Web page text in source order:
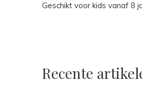
Geschikt voor kids vanaf 8
Recente